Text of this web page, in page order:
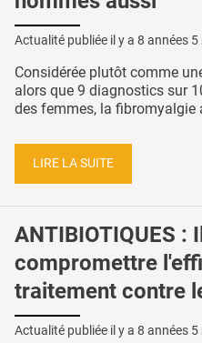
Actualité publiée il y a 8 années 5
Considérée plutôt comme
alors que 9 diagnostics sur
des femmes, la fibromyalgie
LIRE LA SUITE
ANTIBIOTIQUES :
compromettre
traitement contre
Actualité publiée il y a 8 années 5